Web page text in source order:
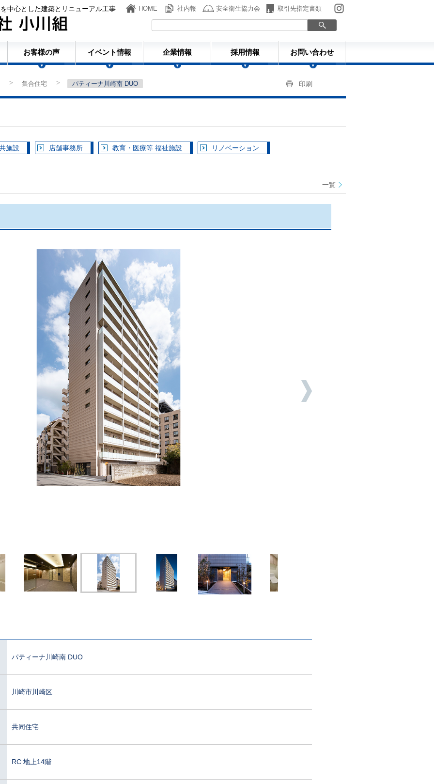
中心とした建築とリニューアル工事
HOME 社内報 安全衛生協力会 取引先指定書類
お客様の声 イベント情報 企業情報 採用情報 お問い合わせ
集合住宅
パティーナ川崎南 DUO 印刷
施設 店舗事務所 教育・医療等 福祉施設 リノベーション
一覧
パティーナ川崎南 DUO
川崎市川崎区
共同住宅
RC 地上14階